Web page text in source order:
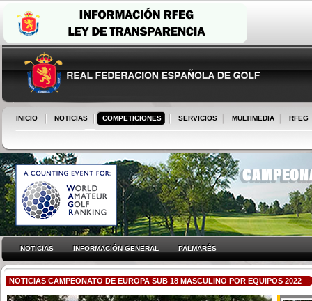
INICIO NOTICIAS COMPETICIONES SERVICIOS MULTIMEDIA RFEG
NOTICIAS INFORMACIÓN GENERAL PALMARÉS
NOTICIAS CAMPEONATO DE EUROPA SUB 18 MASCULINO POR EQUIPOS 2022